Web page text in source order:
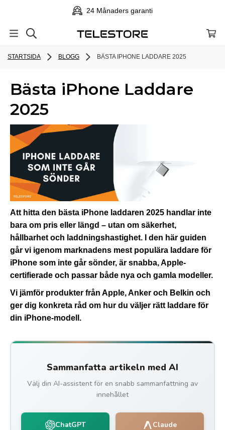
24 Månaders garanti
STARTSIDA BLOGG BÄSTA IPHONE LADDARE 2025
Bästa iPhone Laddare
2025
Att hitta den bästa iPhone laddaren 2025 handlar inte
bara om pris eller längd – utan om säkerhet,
hållbarhet och laddningshastighet. I den här guiden
går vi igenom marknadens mest populära laddare för
iPhone som inte går sönder, är snabba, Apple-
certifierade och passar både nya och gamla modeller.
Vi jämför produkter från Apple, Anker och Belkin och
ger dig konkreta råd om hur du väljer rätt laddare för
din iPhone-modell.
Sammanfatta artikeln med AI
Välj din AI-assistent för en snabb sammanfattning av
innehållet
ChatGPT Claude